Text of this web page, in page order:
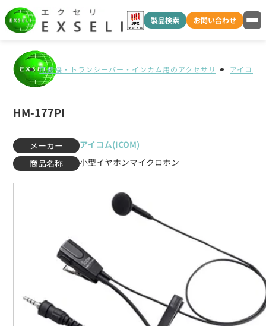
製品検索 お問い合わせ
無線機・トランシーバー・インカム用のアクセサリ アイコム
HM-177PI
メーカー
アイコム(ICOM)
商品名称
小型イヤホンマイクロホン